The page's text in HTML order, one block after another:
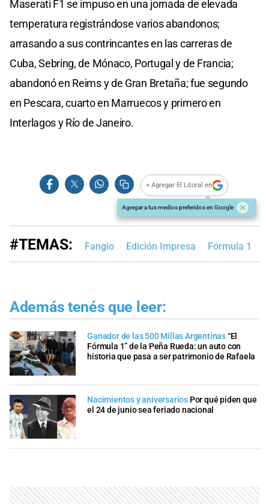
Maserati F1 se impuso en una jornada de elevada
temperatura registrándose varios abandonos;
arrasando a sus contrincantes en las carreras de
Cuba, Sebring, de Mónaco, Portugal y de Francia;
abandonó en Reims y de Gran Bretaña; fue segundo
en Pescara, cuarto en Marruecos y primero en
Interlagos y Río de Janeiro.
+ Agregar El Litoral en
Agregar a tus medios preferidos en Google
#TEMAS: Fangio Edición Impresa Fórmula 1
Además tenés que leer:
Ganador de las 500 Millas Argentinas“El
Fórmula 1” de la Peña Rueda: un auto con
historia que pasa a ser patrimonio de Rafaela
Nacimientos y aniversarios Por qué piden que
el 24 de junio sea feriado nacional